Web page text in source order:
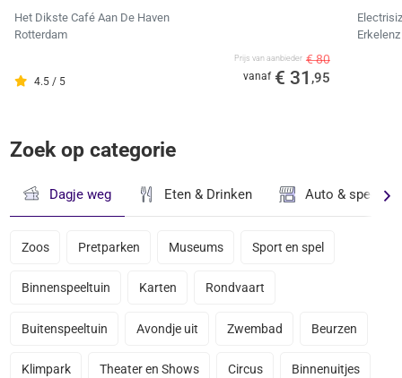
Het Dikste Café Aan De Haven
Rotterdam
4.5 / 5
Prijs van aanbieder € 80
vanaf € 31 ,95
Erkelenz
Zoek op categorie
Dagje weg Eten & Drinken Auto &
Zoos Pretparken Museums Sport en spel
Binnenspeeltuin Karten Rondvaart
Buitenspeeltuin Avondje uit Zwembad Beurzen
Klimpark Theater en Shows Circus Binnenuitjes